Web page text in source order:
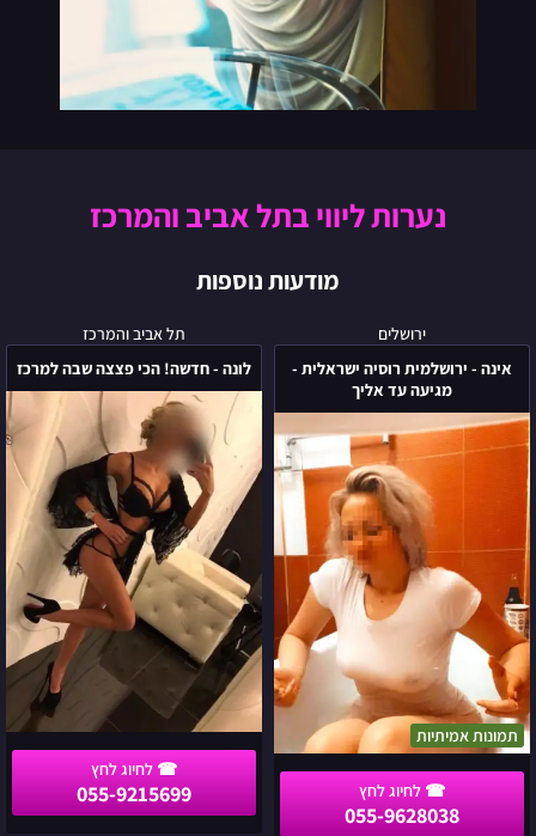
נערות ליווי בתל אביב והמרכז
מודעות נוספות
ירושלים
אינה - ירושלמית רוסיה ישראלית -
מגיעה עד אליך
תמונות אמיתיות
055-9628038
אינה
-
ירושלמית
רוסיה
ישראלית
-
מגיעה
עד
אליך
תל אביב והמרכז
לונה - חדשה! הכי פצצה שבה למרכז
055-9215699
לונה
-
חדשה!
הכי
פצצה
שבה
למרכז